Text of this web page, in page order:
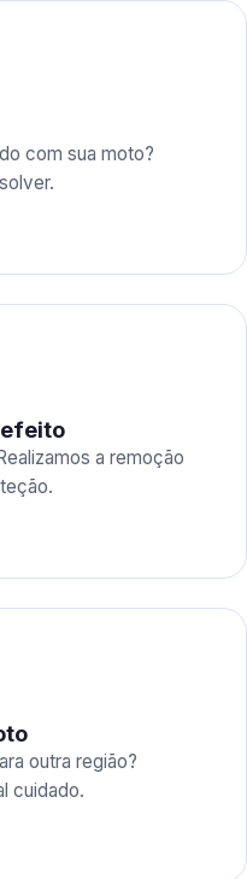
com sua moto?
a remoção
outra região?
cuidado.